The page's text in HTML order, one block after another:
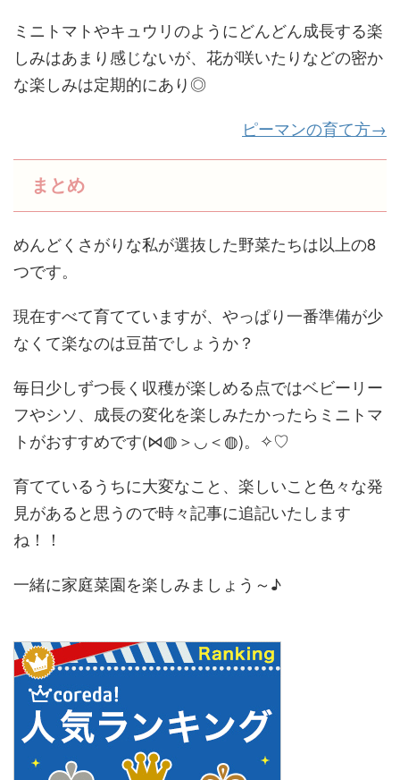
ミニトマトやキュウリのようにどんどん成長する楽
しみはあまり感じないが、花が咲いたりなどの密か
な楽しみは定期的にあり◎
ピーマンの育て方→
まとめ
めんどくさがりな私が選抜した野菜たちは以上の8
つです。
現在すべて育てていますが、やっぱり一番準備が少
なくて楽なのは豆苗でしょうか？
毎日少しずつ長く収穫が楽しめる点ではベビーリー
フやシソ、成長の変化を楽しみたかったらミニトマ
トがおすすめです(⋈◍＞◡＜◍)。✧♡
育てているうちに大変なこと、楽しいこと色々な発
見があると思うので時々記事に追記いたします
ね！！
一緒に家庭菜園を楽しみましょう～♪